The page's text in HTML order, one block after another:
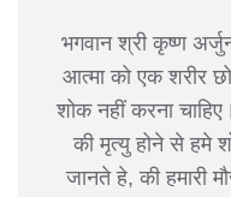
भगवान श्री कृष्ण
आत्मा को एक शरीर
शोक नहीं करना
की मृत्यु होने से हमे
जानते हे, की हमारी